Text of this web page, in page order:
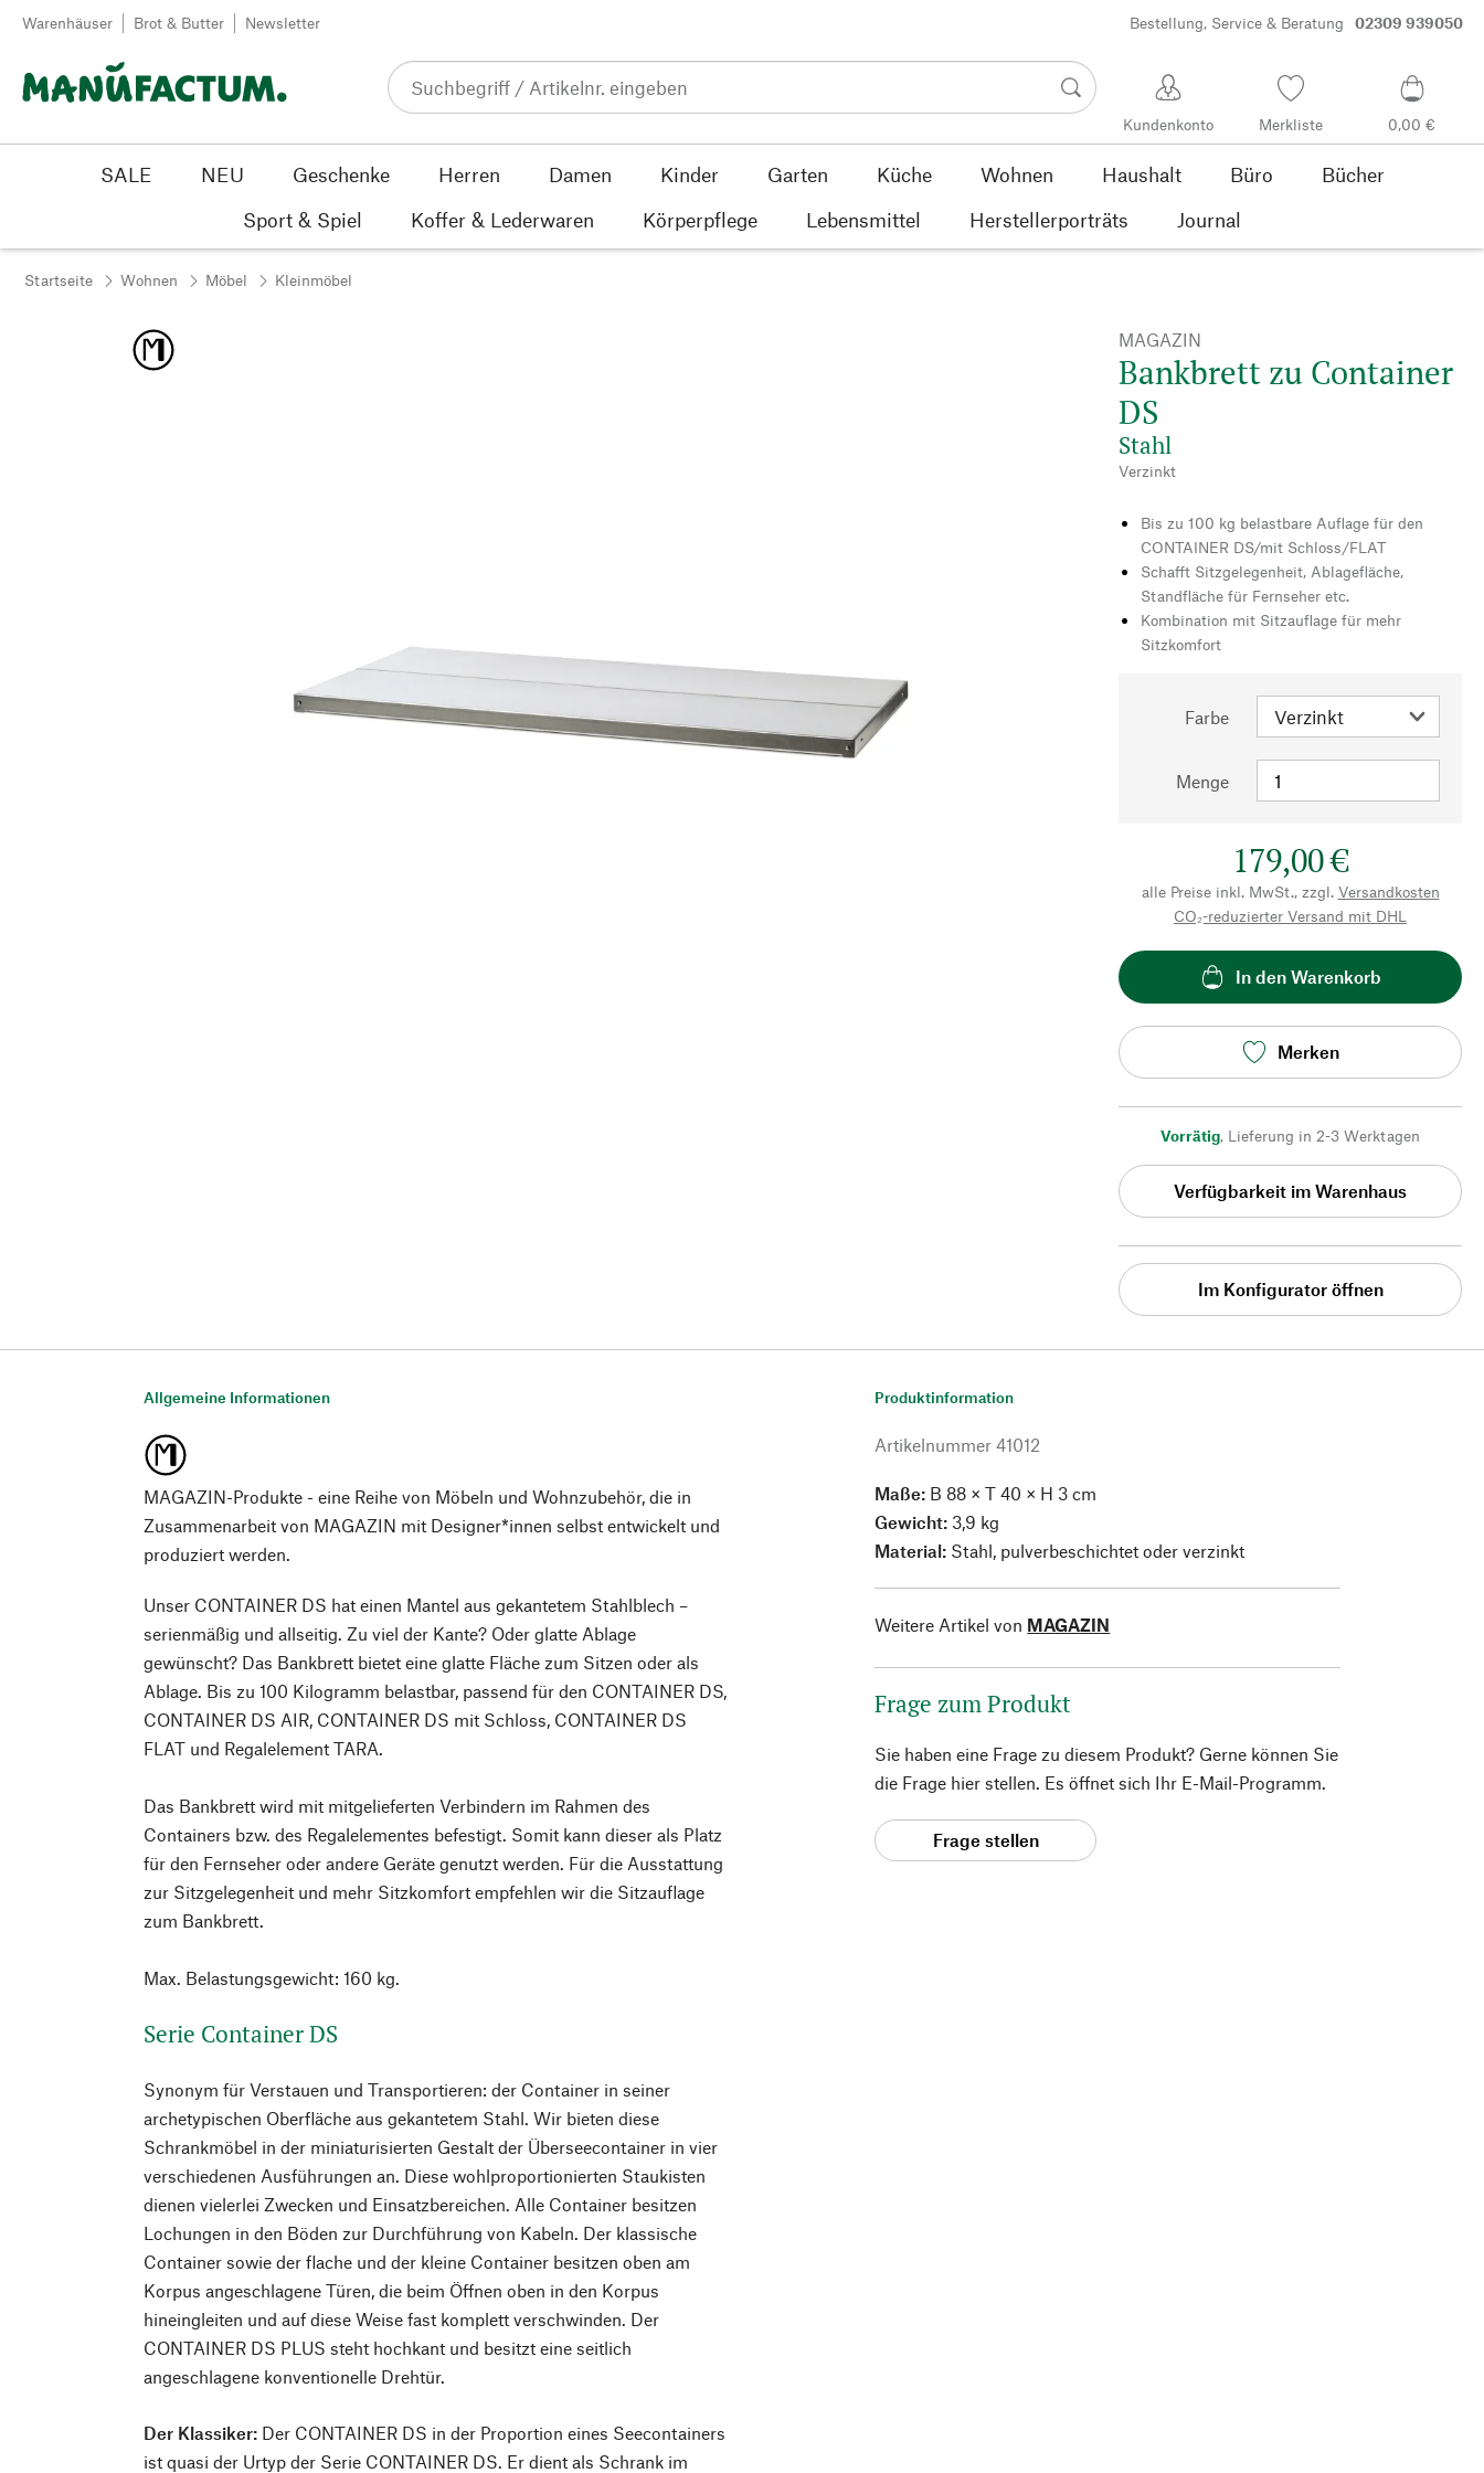
Zum Inhalt springen
Warenhäuser Brot & Butter Newsletter Bestellung, Service & Beratung 02309 939050
Kundenkonto Merkliste 0,00 €
SALE NEU Geschenke Herren Damen Kinder Garten Küche Wohnen Haushalt Büro
Bücher
Sport & Spiel
Koffer & Lederwaren Körperpflege Lebensmittel Herstellerporträts Journal
Startseite Wohnen Möbel Kleinmöbel
MAGAZIN
Bankbrett zu Container
DS
Stahl
Verzinkt
Bis zu 100 kg belastbare Auflage für den
CONTAINER DS/mit Schloss/FLAT
Schafft Sitzgelegenheit, Ablagefläche,
Standfläche für Fernseher etc.
Kombination mit Sitzauflage für mehr
Sitzkomfort
Farbe
Menge
179,00 €
alle Preise inkl. MwSt., zzgl. Versandkosten
CO₂-reduzierter Versand mit DHL
In den Warenkorb
Merken
Vorrätig, Lieferung in 2-3 Werktagen
Verfügbarkeit im Warenhaus
Im Konfigurator öffnen
Allgemeine Informationen
MAGAZIN-Produkte - eine Reihe von Möbeln und Wohnzubehör, die in
Zusammenarbeit von MAGAZIN mit Designer*innen selbst entwickelt und
produziert werden.
Unser CONTAINER DS hat einen Mantel aus gekantetem Stahlblech –
serienmäßig und allseitig. Zu viel der Kante? Oder glatte Ablage
gewünscht? Das Bankbrett bietet eine glatte Fläche zum Sitzen oder als
Ablage. Bis zu 100 Kilogramm belastbar, passend für den CONTAINER DS,
CONTAINER DS AIR, CONTAINER DS mit Schloss, CONTAINER DS
FLAT und Regalelement TARA.
Das Bankbrett wird mit mitgelieferten Verbindern im Rahmen des
Containers bzw. des Regalelementes befestigt. Somit kann dieser als Platz
für den Fernseher oder andere Geräte genutzt werden. Für die Ausstattung
zur Sitzgelegenheit und mehr Sitzkomfort empfehlen wir die Sitzauflage
zum Bankbrett.
Max. Belastungsgewicht: 160 kg.
Serie Container DS
Synonym für Verstauen und Transportieren: der Container in seiner
archetypischen Oberfläche aus gekantetem Stahl. Wir bieten diese
Schrankmöbel in der miniaturisierten Gestalt der Überseecontainer in vier
verschiedenen Ausführungen an. Diese wohlproportionierten Staukisten
dienen vielerlei Zwecken und Einsatzbereichen. Alle Container besitzen
Lochungen in den Böden zur Durchführung von Kabeln. Der klassische
Container sowie der flache und der kleine Container besitzen oben am
Korpus angeschlagene Türen, die beim Öffnen oben in den Korpus
hineingleiten und auf diese Weise fast komplett verschwinden. Der
CONTAINER DS PLUS steht hochkant und besitzt eine seitlich
angeschlagene konventionelle Drehtür.
Der Klassiker: Der CONTAINER DS in der Proportion eines Seecontainers
ist quasi der Urtyp der Serie CONTAINER DS. Er dient als Schrank im
Produktinformation
Artikelnummer 41012
Maße: B 88 × T 40 × H 3 cm
Gewicht: 3,9 kg
Material: Stahl, pulverbeschichtet oder verzinkt
Weitere Artikel von MAGAZIN
Frage zum Produkt
Sie haben eine Frage zu diesem Produkt? Gerne können Sie
die Frage hier stellen. Es öffnet sich Ihr E-Mail-Programm.
Frage stellen